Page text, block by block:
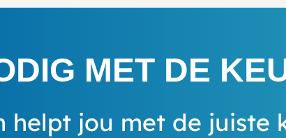
MET DE
helpt jou met de juiste